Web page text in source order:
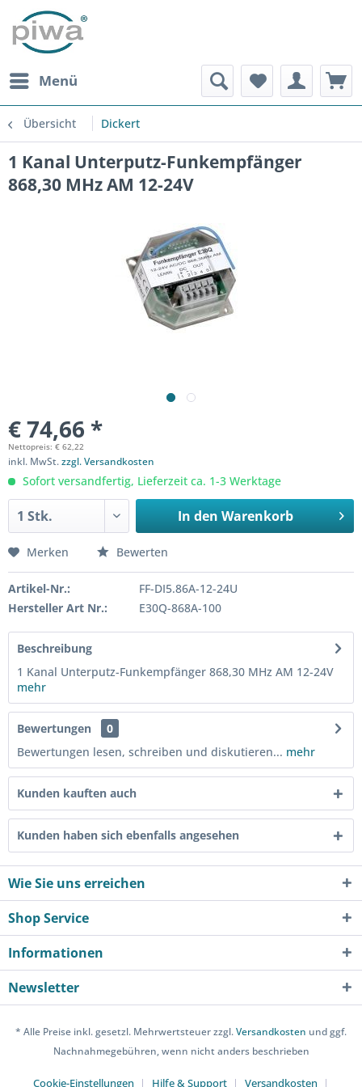
Menü
Übersicht Dickert
1 Kanal Unterputz-Funkempfänger
868,30 MHz AM 12-24V
€ 74,66 *
Nettopreis: € 62,22
inkl. MwSt.zzgl. Versandkosten
Sofort versandfertig, Lieferzeit ca. 1-3 Werktage
In den Warenkorb
Merken Bewerten
Artikel-Nr.:
FF-DI5.86A-12-24U
Hersteller Art Nr.:
E30Q-868A-100
Beschreibung
1 Kanal Unterputz-Funkempfänger 868,30 MHz AM 12-24V
mehr
Bewertungen
0
Bewertungen lesen, schreiben und diskutieren... mehr
Kunden kauften auch
Kunden haben sich ebenfalls angesehen
Wie Sie uns erreichen
Shop Service
Informationen
Newsletter
* Alle Preise inkl. gesetzl. Mehrwertsteuer zzgl.Versandkosten und ggf.
Nachnahmegebühren, wenn nicht anders beschrieben
Cookie-Einstellungen Hilfe & Support Versandkosten